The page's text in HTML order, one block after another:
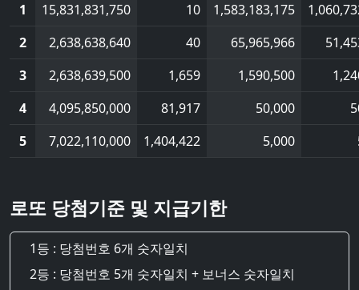
1
15,831,831,750 10 1,583,183,175
2
2,638,638,640 40 65,965,966
3
2,638,639,500 1,659 1,590,500
4
4,095,850,000 81,917 50,000
5
7,022,110,000 1,404,422 5,000
로또 당첨기준 및 지급기한
1등 : 당첨번호 6개 숫자일치
2등 : 당첨번호 5개 숫자일치 + 보너스 숫자일치